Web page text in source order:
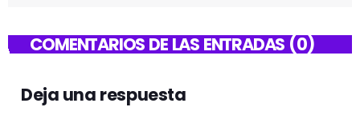
COMENTARIOS DE LAS ENTRADAS (0)
Deja una respuesta